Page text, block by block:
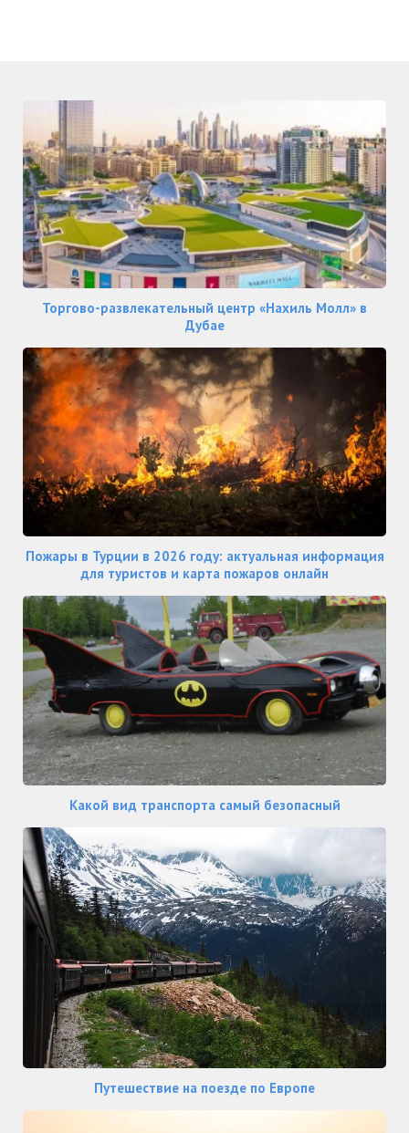
Торгово-развлекательный центр «Нахиль Молл» в
Дубае
Пожары в Турции в 2026 году: актуальная информация
для туристов и карта пожаров онлайн
Какой вид транспорта самый безопасный
Путешествие на поезде по Европе